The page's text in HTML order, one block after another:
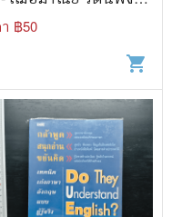
กูล
฿50
shopping_cart